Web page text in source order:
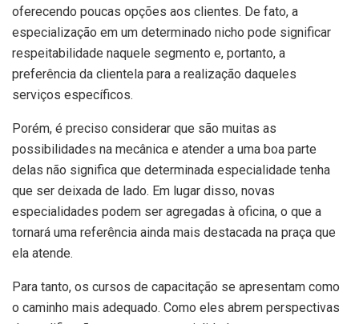
oferecendo poucas opções aos clientes. De fato, a
especialização em um determinado nicho pode significar
respeitabilidade naquele segmento e, portanto, a
preferência da clientela para a realização daqueles
serviços específicos.
Porém, é preciso considerar que são muitas as
possibilidades na mecânica e atender a uma boa parte
delas não significa que determinada especialidade tenha
que ser deixada de lado. Em lugar disso, novas
especialidades podem ser agregadas à oficina, o que a
tornará uma referência ainda mais destacada na praça que
ela atende.
Para tanto, os cursos de capacitação se apresentam como
o caminho mais adequado. Como eles abrem perspectivas